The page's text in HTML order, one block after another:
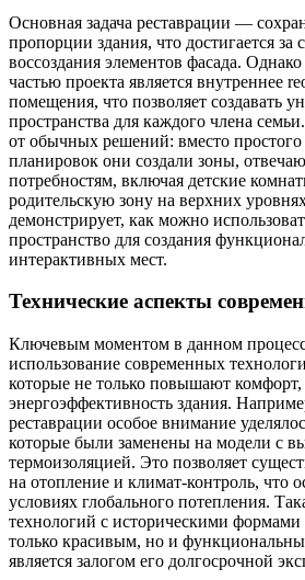
Основная задача реставрации —
пропорции здания, что достигается за
воссоздания элементов фасада.
частью проекта является внутреннее
помещения, что позволяет создавать
пространства для каждого члена
от обычных решений: вместо
планировок они создали зоны,
потребностям, включая детские
родительскую зону на верхних
демонстрирует, как можно
пространство для создания
интерактивных мест.
Технические аспекты
Ключевым моментом в данном
использование современных
которые не только повышают
энергоэффективность здания.
реставрации особое внимание
которые были заменены на модели с
термоизоляцией. Это позволяет
на отопление и климат-контроль, что
условиях глобального потепления.
технологий с историческими формами
только красивым, но и
является залогом его долгосрочной